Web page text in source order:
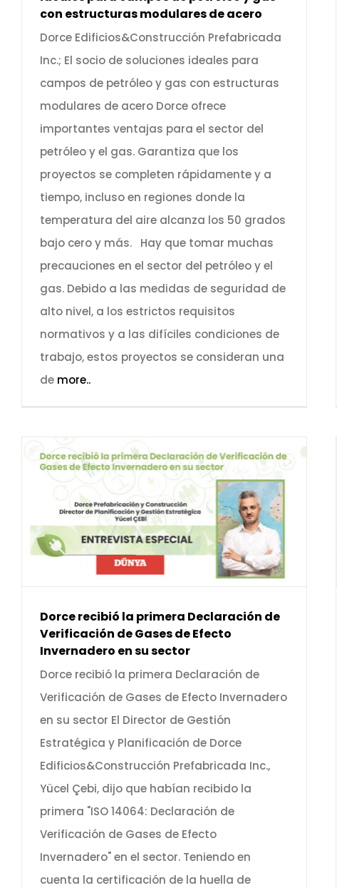
con estructuras modulares de acero
Dorce Edificios&Construcción Prefabricada
Inc.; El socio de soluciones ideales para
campos de petróleo y gas con estructuras
modulares de acero Dorce ofrece
importantes ventajas para el sector del
petróleo y el gas. Garantiza que los
proyectos se completen rápidamente y a
tiempo, incluso en regiones donde la
temperatura del aire alcanza los 50 grados
bajo cero y más. Hay que tomar muchas
precauciones en el sector del petróleo y el
gas. Debido a las medidas de seguridad de
alto nivel, a los estrictos requisitos
normativos y a las difíciles condiciones de
trabajo, estos proyectos se consideran una
de more..
Dorce recibió la primera Declaración de
Verificación de Gases de Efecto
Invernadero en su sector
Dorce recibió la primera Declaración de
Verificación de Gases de Efecto Invernadero
en su sector El Director de Gestión
Estratégica y Planificación de Dorce
Edificios&Construcción Prefabricada Inc.,
Yücel Çebi, dijo que habían recibido la
primera "ISO 14064: Declaración de
Verificación de Gases de Efecto
Invernadero" en el sector. Teniendo en
cuenta la certificación de la huella de